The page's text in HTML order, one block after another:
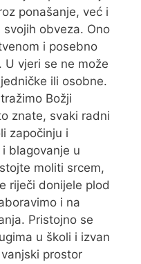
ponašanje, već i
obveza. Ono
i posebno
vjeri se ne može
ili osobne.
Božji
znate, svaki radni
započinju i
blagovanje u
moliti srcem,
riječi donijele plod
i na
Pristojno se
u školi i izvan
prostor